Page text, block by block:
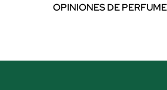
OPINIONES DE